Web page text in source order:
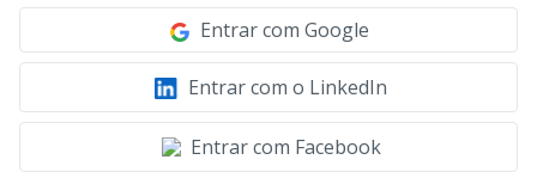
Entrar com Google
Entrar com o LinkedIn
Entrar com Facebook